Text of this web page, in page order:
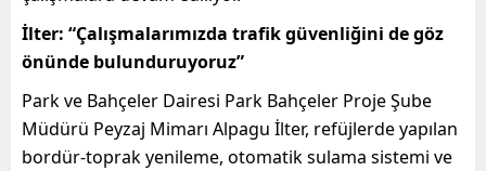
İlter: “Çalışmalarımızda trafik güvenliğini de göz
önünde bulunduruyoruz”
Park ve Bahçeler Dairesi Park Bahçeler Proje Şube
Müdürü Peyzaj Mimarı Alpagu İlter, refüjlerde yapılan
bordür-toprak yenileme, otomatik sulama sistemi ve